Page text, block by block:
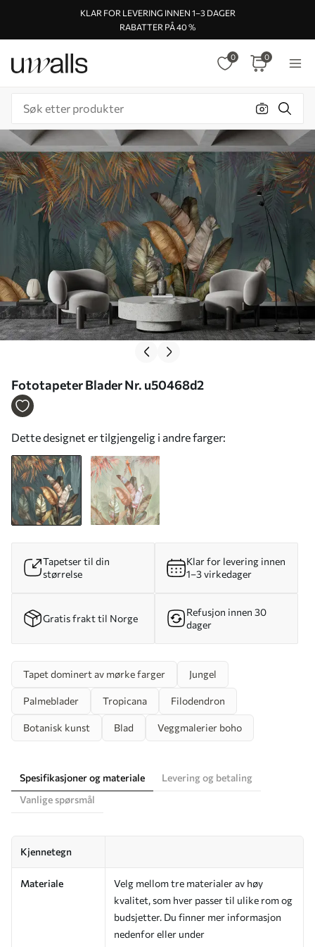
KLAR FOR LEVERING INNEN 1–3 DAGER
RABATTER PÅ 40 %
0 0
Fototapeter Blader Nr. u50468d2
Dette designet er tilgjengelig i andre farger:
Tapetser til din
størrelse
Klar for levering innen
1–3 virkedager
Gratis frakt til Norge
Refusjon innen 30
dager
Tapet dominert av mørke farger Jungel
Palmeblader Tropicana Filodendron
Botanisk kunst Blad Veggmalerier boho
Spesifikasjoner og materiale
Levering og betaling
Vanlige spørsmål
Kjennetegn
Materiale
Velg mellom tre materialer av høy
kvalitet, som hver passer til ulike rom og
budsjetter. Du finner mer informasjon
nedenfor eller under